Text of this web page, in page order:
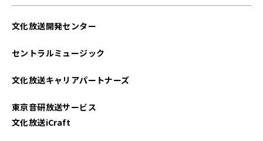
文化放送開発センター
セントラルミュージック
文化放送キャリアパートナーズ
東京音研放送サービス
文化放送iCraft